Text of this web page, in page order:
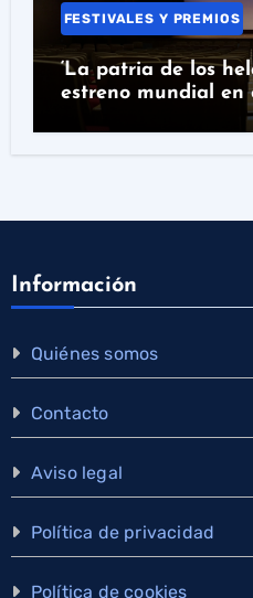
FESTIVALES Y PREMIOS
‘La patria de los
estreno mundial en
Información
Quiénes somos
Contacto
Aviso legal
Política de privacidad
Política de cookies